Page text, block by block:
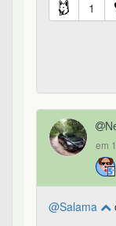
1
em
@Salama